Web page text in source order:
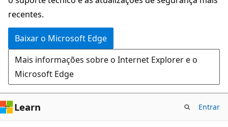
recentes.
Baixar o Microsoft Edge
Mais informações sobre o Internet Explorer e o
Microsoft Edge
Learn Entrar